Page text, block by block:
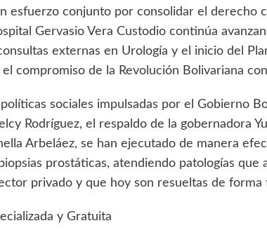
esfuerzo conjunto por consolidar el derecho
Gervasio Vera Custodio continúa
externas en Urología y el inicio del
compromiso de la Revolución Bolivariana
sociales impulsadas por el Gobierno
Rodríguez, el respaldo de la gobernadora
Arbeláez, se han ejecutado de manera
prostáticas, atendiendo patologías
privado y que hoy son resueltas de forma
y Gratuita